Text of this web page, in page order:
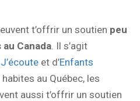
t’offrir un soutien peu
Canada. Il s’agit
et d’Enfants
habites au Québec, les
aussi t’offrir un soutien